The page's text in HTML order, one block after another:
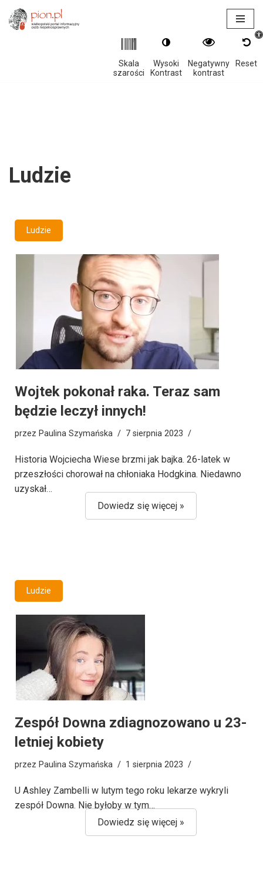
Skala
szarości
Wysoki
Kontrast
Negatywny
kontrast
Reset
Przejdź
Ludzie
Wojtek pokonał raka. Teraz sam
będzie leczył innych!
przez Paulina Szymańska 7 sierpnia 2023
Ludzie
Historia Wojciecha Wiese brzmi jak bajka. 26-latek w
przeszłości chorował na chłoniaka Hodgkina. Niedawno
uzyskał…
Dowiedz się więcej »
Zespół Downa zdiagnozowano u 23-
letniej kobiety
przez Paulina Szymańska 1 sierpnia 2023
Ludzie
U Ashley Zambelli w lutym tego roku lekarze wykryli
zespół Downa. Nie byłoby w tym…
Dowiedz się więcej »